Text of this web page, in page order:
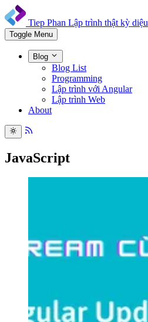
Tiep Phan Lập trình thật kỳ diệu
Toggle Menu
Blog
Blog List
Programming
Lập trình với Angular
Lập trình Web
About
JavaScript